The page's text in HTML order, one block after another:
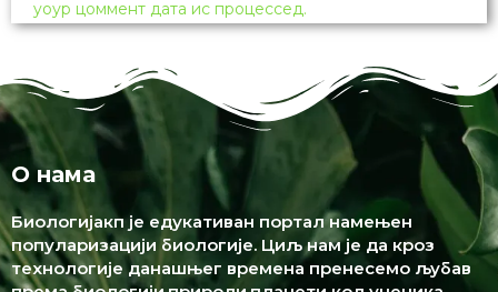
yоур цоммент дата ис процессед.
О нама
Биологијакп је едукативан портал намењен
популаризацији биологије. Циљ нам је да кроз
технологије данашњег времена пренесемо љубав